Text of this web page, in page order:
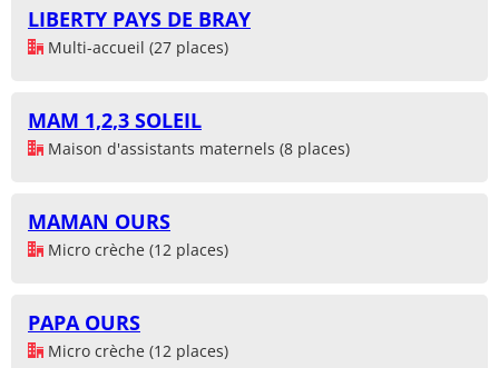
LIBERTY PAYS DE BRAY
Multi-accueil (27 places)
MAM 1,2,3 SOLEIL
Maison d'assistants maternels (8 places)
MAMAN OURS
Micro crèche (12 places)
PAPA OURS
Micro crèche (12 places)